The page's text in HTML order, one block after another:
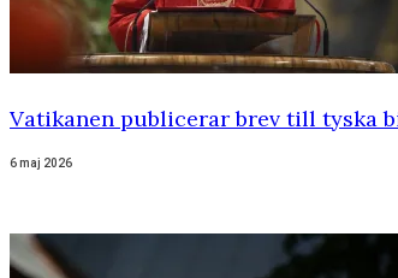
Vatikanen publicerar brev till tyska
6 maj 2026